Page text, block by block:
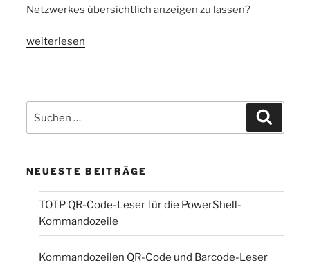
Netzwerkes übersichtlich anzeigen zu lassen?
„Net
weiterlesen
nach:
NEUESTE BEITRÄGE
TOTP QR-Code-Leser für die PowerShell-
Kommandozeile
Kommandozeilen QR-Code und Barcode-Leser